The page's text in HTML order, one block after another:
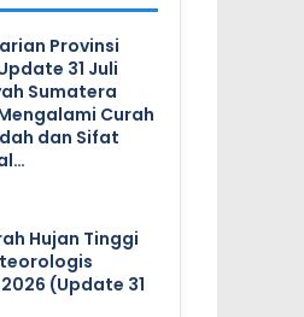
Provinsi
31 Juli
Sumatera
Curah
dan Sifat
Hujan Tinggi
(Update 31